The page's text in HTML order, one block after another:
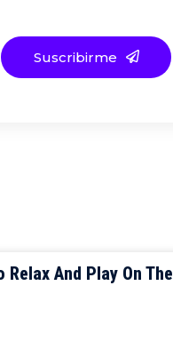
Suscribirme
And Play On The